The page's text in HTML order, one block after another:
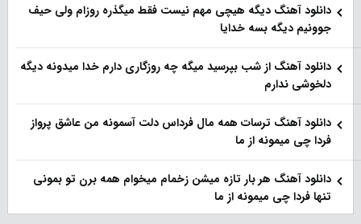
دانلود آهنگ دیگه هیچی مهم نیست فقط میگذره روزام ولی حیف
جوونیم دیگه بسه خدایا
دانلود آهنگ از شب بپرسید میگه چه روزگاری دارم خدا میدونه دیگه
دلخوشی ندارم
دانلود آهنگ ترسات همه مال فرداس دلت آسمونه من عاشق پرواز
فردا چی میمونه از ما
دانلود آهنگ هر بار تازه میشن زخمام میخوام همه برن تو بمونی
تنها فردا چی میمونه از ما